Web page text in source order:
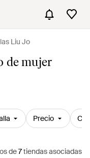
Liu Jo
de mujer
Precio
de7tiendas asociadas